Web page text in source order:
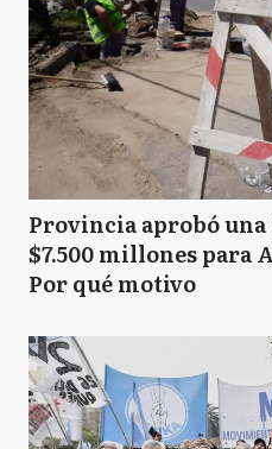
Provincia aprobó
$7.500 millones para
Por qué motivo